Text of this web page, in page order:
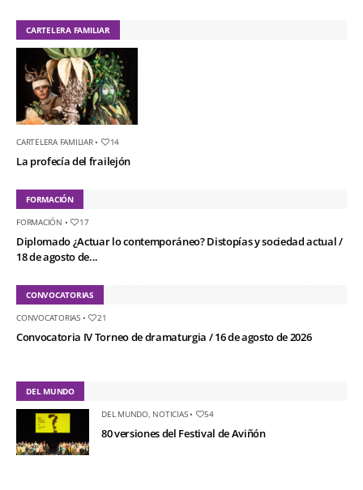
CARTELERA FAMILIAR
CARTELERA FAMILIAR• 14
La profecía del frailejón
FORMACIÓN
FORMACIÓN • 17
Diplomado ¿Actuar lo contemporáneo? Distopías y sociedad actual /
18 de agosto de...
CONVOCATORIAS
CONVOCATORIAS• 21
Convocatoria IV Torneo de dramaturgia / 16 de agosto de 2026
DEL MUNDO
DEL MUNDO, NOTICIAS• 54
80 versiones del Festival de Aviñón